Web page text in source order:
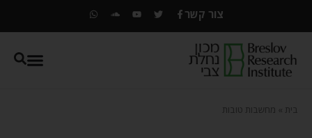
צור קשר
בית מחשבות טובות